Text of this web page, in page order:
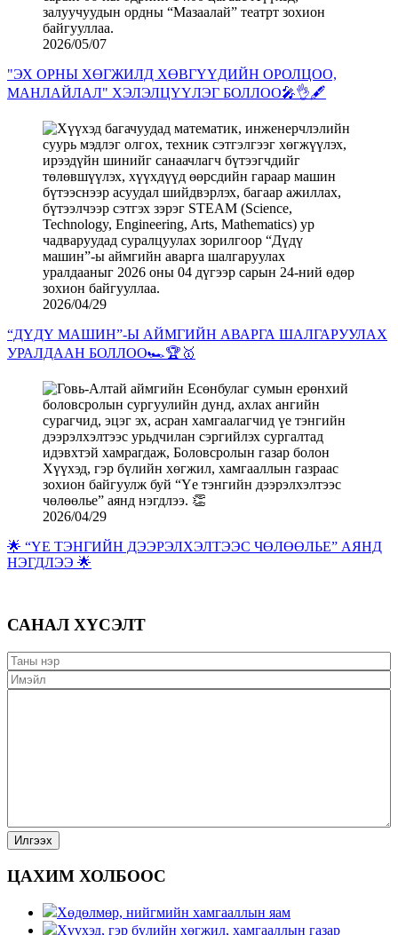
2026/05/07
"ЭХ ОРНЫ ХӨГЖИЛД ХӨВГҮҮДИЙН ОРОЛЦОО,
МАНЛАЙЛАЛ" ХЭЛЭЛЦҮҮЛЭГ БОЛЛОО🎤👌🖋️
2026/04/29
“ДҮДҮ МАШИН”-Ы АЙМГИЙН АВАРГА ШАЛГАРУУЛАХ
УРАЛДААН БОЛЛОО🏎️🏆🥇
2026/04/29
🌟 “ҮЕ ТЭНГИЙН ДЭЭРЭЛХЭЛТЭЭС ЧӨЛӨӨЛЬЕ” АЯНД
НЭГДЛЭЭ 🌟
САНАЛ ХҮСЭЛТ
ЦАХИМ ХОЛБООС
Хөдөлмөр, нийгмийн хамгааллын яам
Хүүхэд, гэр бүлийн хөгжил, хамгааллын газар